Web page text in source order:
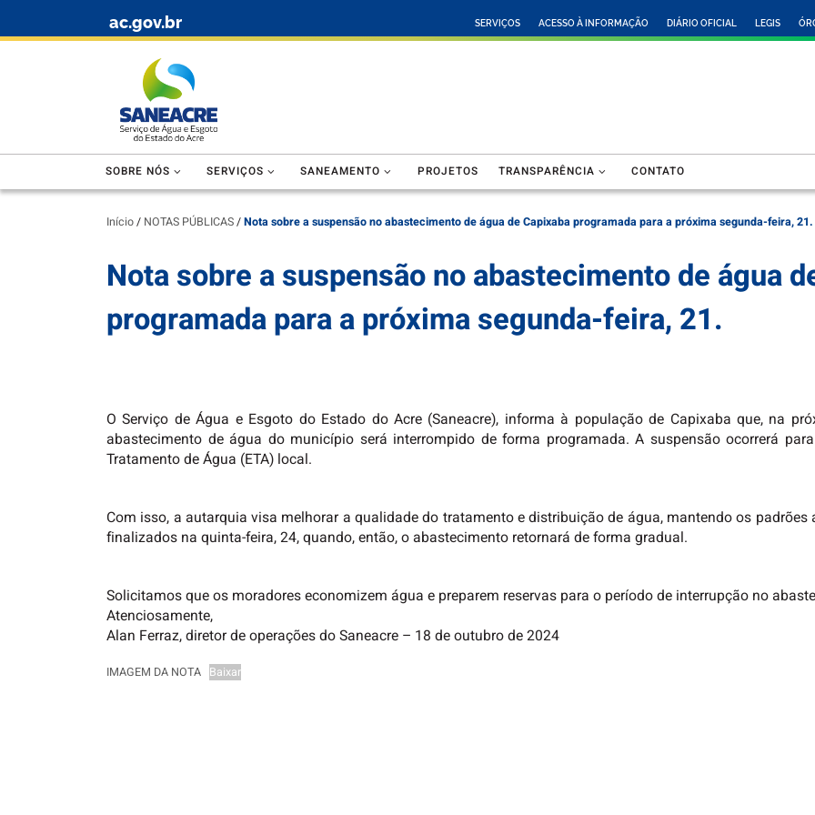
ac.gov.br SERVIÇOS ACESSO À INFORMAÇÃO DIÁRIO OFICIAL LEGIS
SOBRE NÓS SERVIÇOS SANEAMENTO PROJETOS TRANSPARÊNCIA CONTATO
Início/ NOTAS PÚBLICAS/Nota sobre a suspensão no abastecimento de água de Capixaba programada para a próxima segunda-feira, 21.
Nota sobre a suspensão no abastecimento de água
programada para a próxima segunda-feira, 21.
O Serviço de Água e Esgoto do Estado do Acre (Saneacre), informa à população de Capixaba que, na
abastecimento de água do município será interrompido de forma programada. A suspensão ocorrerá
Tratamento de Água (ETA) local.
Com isso, a autarquia visa melhorar a qualidade do tratamento e distribuição de água, mantendo os
finalizados na quinta-feira, 24, quando, então, o abastecimento retornará de forma gradual.
Solicitamos que os moradores economizem água e preparem reservas para o período de interrupção no
Atenciosamente,
Alan Ferraz, diretor de operações do Saneacre – 18 de outubro de 2024
IMAGEM DA NOTA Baixar